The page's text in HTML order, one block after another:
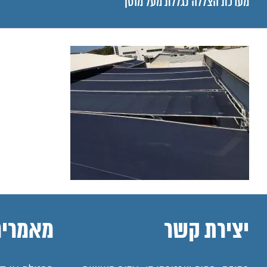
יצירת קשר